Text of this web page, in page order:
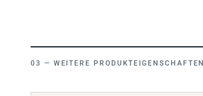
WEITERE PRODUKTEIGENSCHAFTEN